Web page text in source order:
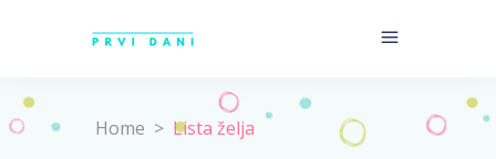
Home > Lista želja